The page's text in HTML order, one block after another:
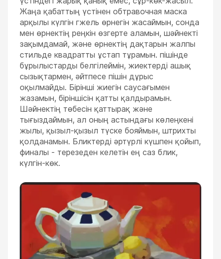
Жаңа қабаттың үстінен обтравочная маска
арқылы күлгін гжель өрнегін жасаймын, сонда
мен өрнектің реңкін өзгерте аламын, шәйнекті
зақымдамай, және өрнектің дақтарын жалпы
стильде квадратты ұстап тұрамын. пішінде
бұрылыстарды белгілеймін, жиектерді ашық
сызықтармен, әйтпесе пішін дұрыс
оқылмайды. Бірінші жиегін саусағымен
жазамын, біріншісін қатты қалдырамын.
Шәйнектің төбесін қаттырақ және
тығыздаймын, ал оның астындағы көлеңкені
жылы, қызыл-қызыл түске бояймын, штрихты
қолданамын. Бликтерді әртүрлі күшпен қойып,
финалы - терезеден келетін ең саз блик,
күлгін-көк.